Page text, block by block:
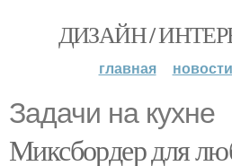
ДИЗАЙН /
главная новости
Задачи на кухне
Миксбордер для